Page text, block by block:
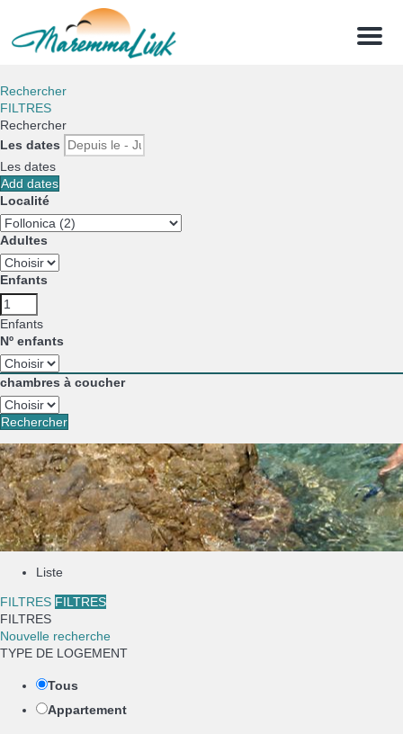
Menu
Rechercher
FILTRES
Rechercher
Les dates
Les dates
Add dates
Localité
Adultes
Enfants
Enfants
Nº enfants
chambres à coucher
Rechercher
Liste
FILTRES FILTRES
FILTRES
Nouvelle recherche
TYPE DE LOGEMENT
Tous
Appartement